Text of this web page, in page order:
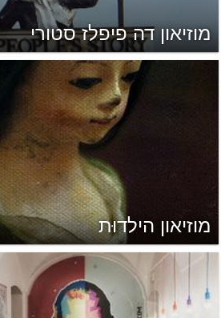
מוזיאון דה פיפלז סטורי
מוזיאון הילדוּת